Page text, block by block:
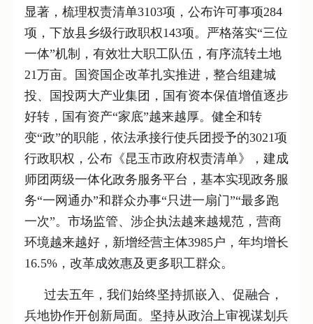
显著，梳理权责清单3103项，公布许可事项284
项，下放县乡级行政职权143项。严格落实“三位
一体”机制，有效壮大职工队伍，有序流转土地
21万亩。国资国企改革扎实推进，整合组建城
投、国投两大产业集团，国有资本保值增值逐步
好转，国有资产“家底”越来越厚。健全和转
变“政”的职能，依法承接行使兵团授予的3021项
行政职权，公布《昆玉市政府权责清单》，建成
师团两级一体化政务服务平台，基本实现政务服
务“一网通办”和群众办事“只进一扇门”“最多跑
一次”。市场监管、涉企执法越来越规范，营商
环境越来越好，新增经营主体3985户，年均增长
16.5%，改革成效惠及更多职工群众。
过去五年，我们始终坚持抓嵌入、促融合，
兵地协作开创新局面。坚持从政治上审视谋划兵